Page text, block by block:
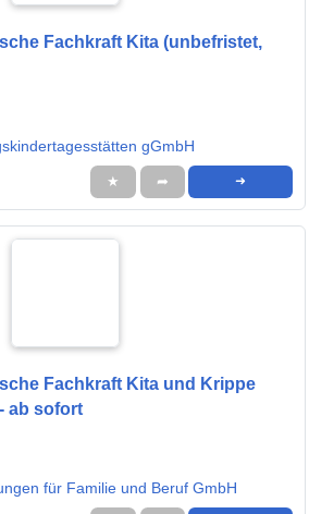
Fachkraft Kita (unbefristet,
gGmbH
★ ➦ ➜
Fachkraft Kita und Krippe
ab sofort
für Familie und Beruf GmbH